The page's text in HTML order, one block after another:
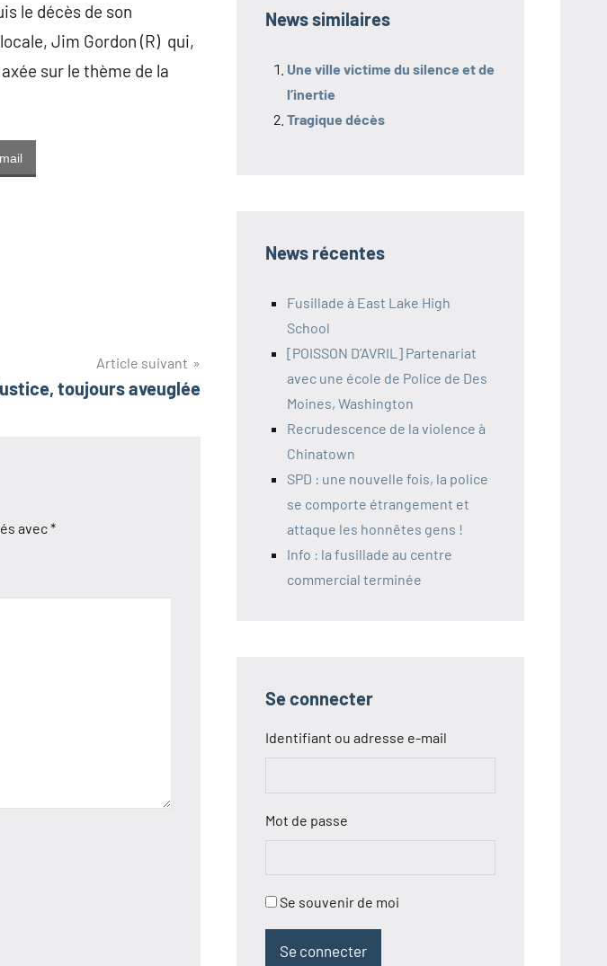
le décès de son
Jim Gordon (R) qui,
sur le thème de la
Article suivant
toujours aveuglée
avec*
News similaires
Une ville victime du silence et de
l’inertie
Tragique décès
News récentes
Fusillade à East Lake High
School
[POISSON D’AVRIL] Partenariat
avec une école de Police de Des
Moines, Washington
Recrudescence de la violence à
Chinatown
SPD : une nouvelle fois, la police
se comporte étrangement et
attaque les honnêtes gens !
Info : la fusillade au centre
commercial terminée
Se connecter
Identifiant ou adresse e-mail
Mot de passe
Se souvenir de moi
Se connecter